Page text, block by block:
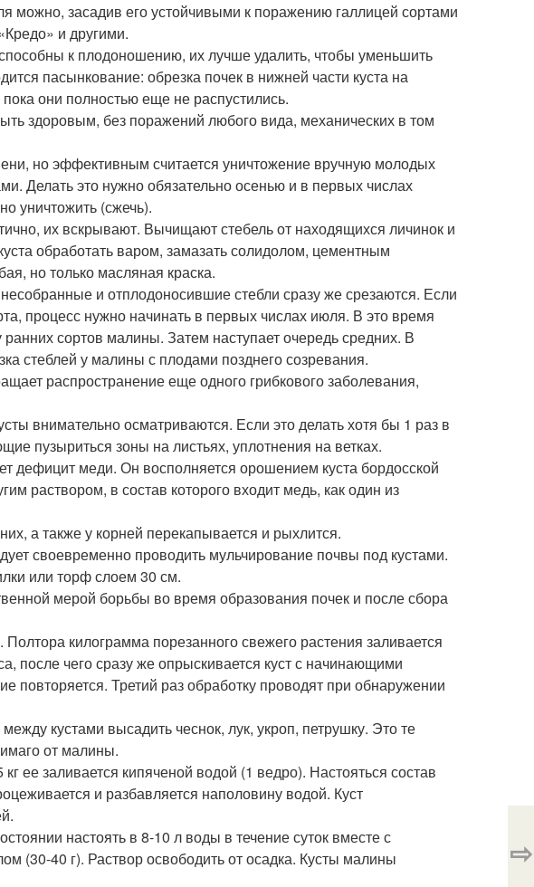
можно, засадив его устойчивыми к поражению галлицей сортами
и другими.
к плодоношению, их лучше удалить, чтобы уменьшить
пасынкование: обрезка почек в нижней части куста на
они полностью еще не распустились.
здоровым, без поражений любого вида, механических в том
но эффективным считается уничтожение вручную молодых
Делать это нужно обязательно осенью и в первых числах
уничтожить (сжечь).
их вскрывают. Вычищают стебель от находящихся личинок и
обработать варом, замазать солидолом, цементным
но только масляная краска.
и отплодоносившие стебли сразу же срезаются. Если
процесс нужно начинать в первых числах июля. В это время
сортов малины. Затем наступает очередь средних. В
стеблей у малины с плодами позднего созревания.
распространение еще одного грибкового заболевания,
внимательно осматриваются. Если это делать хотя бы 1 раз в
пузыриться зоны на листьях, уплотнения на ветках.
дефицит меди. Он восполняется орошением куста бордосской
раствором, в состав которого входит медь, как один из
а также у корней перекапывается и рыхлится.
своевременно проводить мульчирование почвы под кустами.
или торф слоем 30 см.
мерой борьбы во время образования почек и после сбора
килограмма порезанного свежего растения заливается
после чего сразу же опрыскивается куст с начинающими
повторяется. Третий раз обработку проводят при обнаружении
кустами высадить чеснок, лук, укроп, петрушку. Это те
от малины.
ее заливается кипяченой водой (1 ведро). Настояться состав
и разбавляется наполовину водой. Куст
настоять в 8-10 л воды в течение суток вместе с
(30-40 г). Раствор освободить от осадка. Кусты малины
⇨